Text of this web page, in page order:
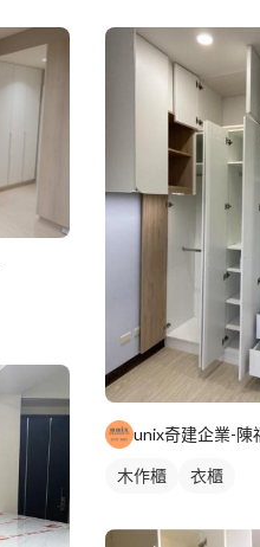
unix奇建企業-陳
木作櫃 衣櫃